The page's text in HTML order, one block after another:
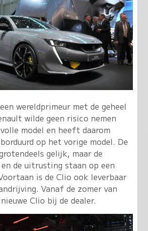
wereldprimeur met de geheel
wilde geen risico nemen
model en heeft daarom
op het vorige model. De
gelijk, maar de
de uitrusting staan op een
is de Clio ook leverbaar
Vanaf de zomer van
Clio bij de dealer.